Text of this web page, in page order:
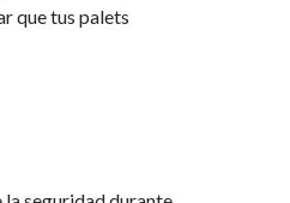
que tus palets